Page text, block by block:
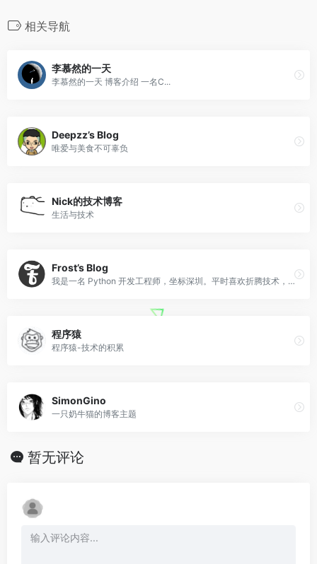
相关导航
李慕然的一天
李慕然的一天 博客介绍 一名C...
Deepzz’s Blog
唯爱与美食不可辜负
Nick的技术博客
生活与技术
Frost’s Blog
我是一名 Python 开发工程师，坐标深圳。平时喜欢折腾技术，写写技术文章。也是个开源爱好者。
程序猿
程序猿-技术的积累
SimonGino
一只奶牛猫的博客主题
暂无评论